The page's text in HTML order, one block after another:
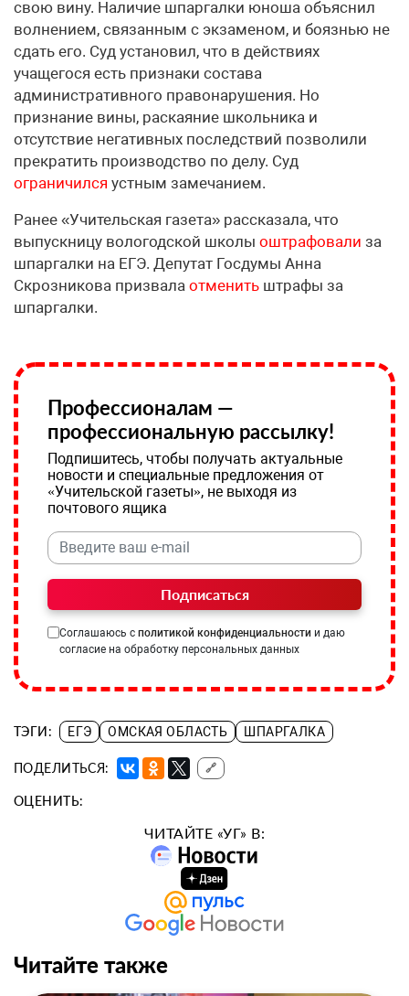
свою вину. Наличие шпаргалки юноша объяснил
волнением, связанным с экзаменом, и боязнью не
сдать его. Суд установил, что в действиях
учащегося есть признаки состава
административного правонарушения. Но
признание вины, раскаяние школьника и
отсутствие негативных последствий позволили
прекратить производство по делу. Суд
ограничился устным замечанием.
Ранее «Учительская газета» рассказала, что
выпускницу вологодской школы оштрафовали за
шпаргалки на ЕГЭ. Депутат Госдумы Анна
Скрозникова призвала отменить штрафы за
шпаргалки.
Профессионалам —
профессиональную рассылку!
Подпишитесь, чтобы получать актуальные
новости и специальные предложения от
«Учительской газеты», не выходя из
почтового ящика
Подписаться
Соглашаюсь с политикой конфиденциальности и даю
согласие на обработку персональных данных
ТЭГИ: ЕГЭ ОМСКАЯ ОБЛАСТЬ ШПАРГАЛКА
ПОДЕЛИТЬСЯ: 🔗
ОЦЕНИТЬ:
ЧИТАЙТЕ «УГ» В:
Читайте также